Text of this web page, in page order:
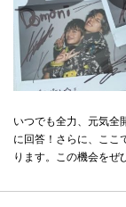
いつでも全力、元気全
に回答！さらに、ここ
ります。この機会をぜ